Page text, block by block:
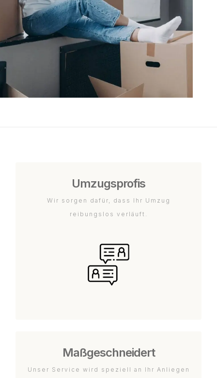
Umzugsprofis
Wir sorgen dafür, dass Ihr Umzug
reibungslos verläuft.
Maßgeschneidert
Unser Service wird speziell an Ihr Anliegen